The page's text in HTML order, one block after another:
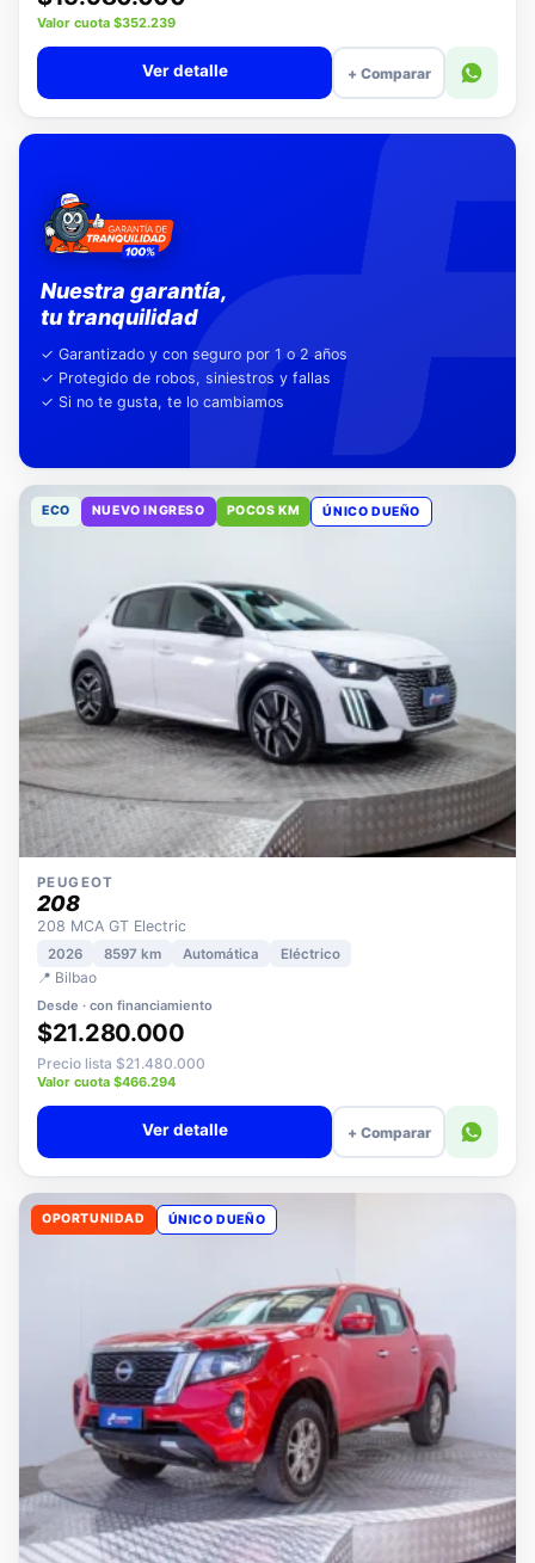
$15.980.000
Valor cuota $352.239
+ Comparar
Nuestra garantía,
✓ Garantizado y con seguro por 1 o 2 años
✓ Protegido de robos, siniestros y fallas
NUEVO INGRESO POCOS KM
PEUGEOT
208
208 MCA GT Electric
2026
📍 Bilbao
Desde · con financiamiento
$21.280.000
Precio lista $21.480.000
Valor cuota $466.294
+ Comparar
OPORTUNIDAD